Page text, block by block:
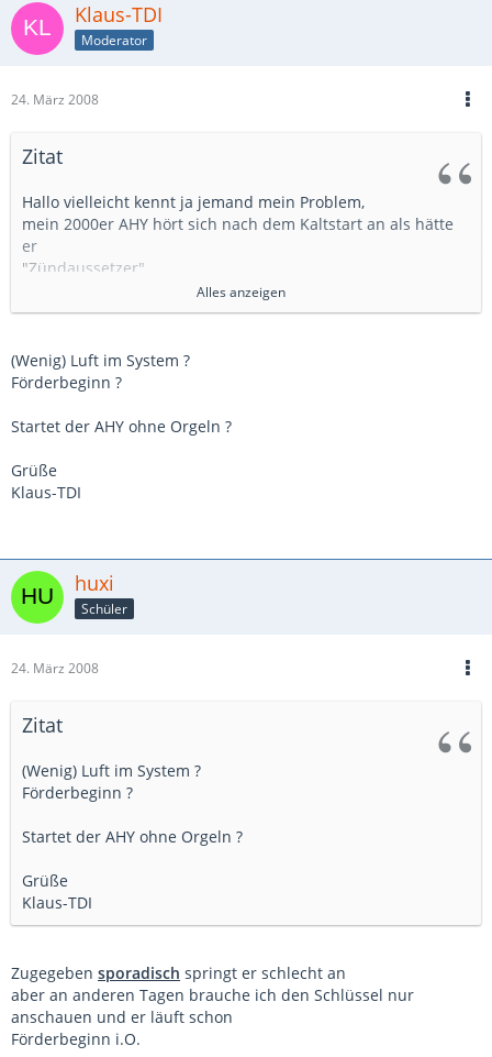
Klaus-TDI
Moderator
24. März 2008
Zitat
Hallo vielleicht kennt ja jemand mein Problem,
mein 2000er AHY hört sich nach dem Kaltstart an als hätte
er
"Zündaussetzer"
aber nur 5-6 mal danach wieder alles i.O. alle anderen
Funktionen i.o.
Hilfe:-(
Alles anzeigen
(Wenig) Luft im System ?
Förderbeginn ?
Startet der AHY ohne Orgeln ?
Grüße
Klaus-TDI
huxi
Schüler
24. März 2008
Zitat
(Wenig) Luft im System ?
Förderbeginn ?
Startet der AHY ohne Orgeln ?
Grüße
Klaus-TDI
Zugegeben sporadisch springt er schlecht an
aber an anderen Tagen brauche ich den Schlüssel nur
anschauen und er läuft schon
Förderbeginn i.O.